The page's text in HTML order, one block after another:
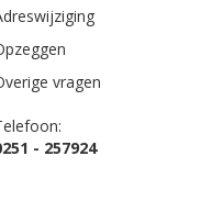
vragen
- 257924